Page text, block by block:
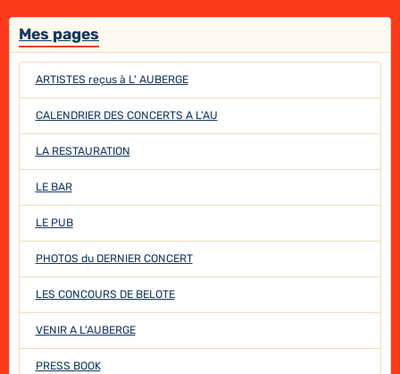
Mes pages
ARTISTES reçus à L' AUBERGE
CALENDRIER DES CONCERTS A L'AU
LA RESTAURATION
LE BAR
LE PUB
PHOTOS du DERNIER CONCERT
LES CONCOURS DE BELOTE
VENIR A L'AUBERGE
PRESS BOOK